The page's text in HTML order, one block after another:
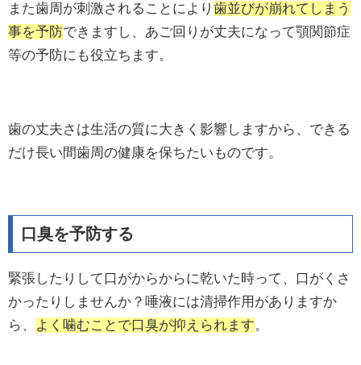
また歯周が刺激されることにより 歯並びが崩れてしまう
事を予防できますし、あご回りが丈夫になって顎関節症
等の予防にも役立ちます。
歯の丈夫さは生活の質に大きく影響しますから、できる
だけ長い間歯周の健康を保ちたいものです。
口臭を予防する
緊張したりして口がからからに乾いた時って、口がくさ
かったりしませんか？唾液には清掃作用がありますか
ら、
よく噛むことで口臭が抑えられます。